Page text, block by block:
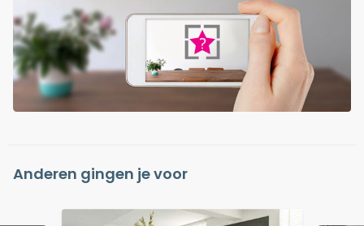
Anderen gingen je voor